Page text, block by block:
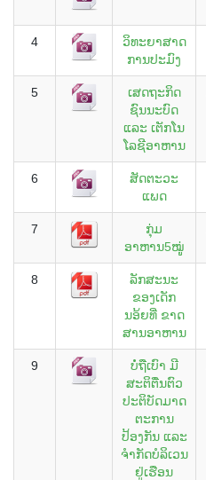
4
ວິທະຍາສາດ
ການປະມົງ
5
ເສດຖະກິດ
ຊົນນະບົດ
ແລະ ເຕັກໂນ
ໂລຊີອາຫານ
6
ສັດຕະວະ
ແພດ
7
ກຸ່ມ
ອາຫານ5ໝູູ່
8
ລັກສະນະ
ຂອງເດັກ
ນອ້ຍທ່ີ ຂາດ
ສານອາຫານ
9
ບໍ່ຖືເບົາ ມີ
ສະຕິຕື່ນຕົວ
ປະຕິບັດມາດ
ຕະການ
ປ້ອງກັນ ແລະ
ຈໍາກັດບໍລິເວນ
ຢູ່ເຮືອນ